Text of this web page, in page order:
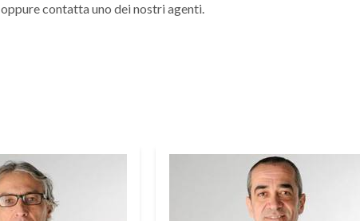
oppure contatta uno dei nostri agenti.